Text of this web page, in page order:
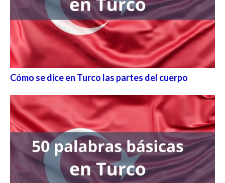
Cómo se dice en Turco las partes del cuerpo